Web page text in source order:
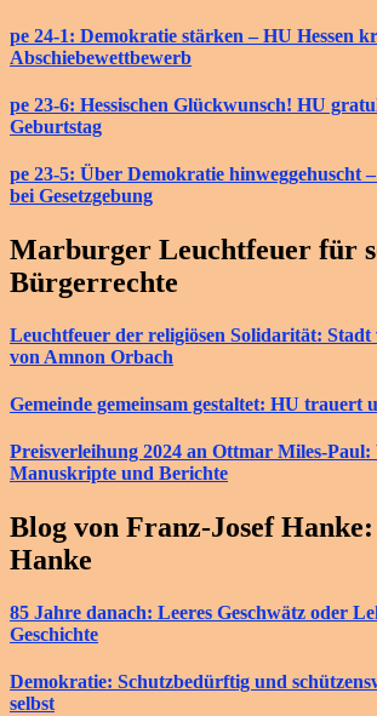
pe 24-1: Demokratie stärken – HU Hessen
Abschiebewettbewerb
pe 23-6: Hessischen Glückwunsch! HU
Geburtstag
pe 23-5: Über Demokratie hinweggehuscht
bei Gesetzgebung
Marburger Leuchtfeuer für
Bürgerrechte
Leuchtfeuer der religiösen Solidarität: Stadt
von Amnon Orbach
Gemeinde gemeinsam gestaltet: HU trauert
Preisverleihung 2024 an Ottmar Miles-Paul:
Manuskripte und Berichte
Blog von Franz-Josef
Hanke
85 Jahre danach: Leeres Geschwätz oder
Geschichte
Demokratie: Schutzbedürftig und
selbst